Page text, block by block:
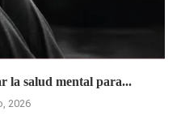
la salud mental para...
2026